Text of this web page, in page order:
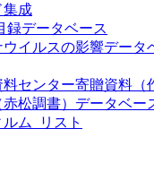
成
録データベース
イルスの影響データ
センター寄贈資料（
松調書）データベー
ム_リスト